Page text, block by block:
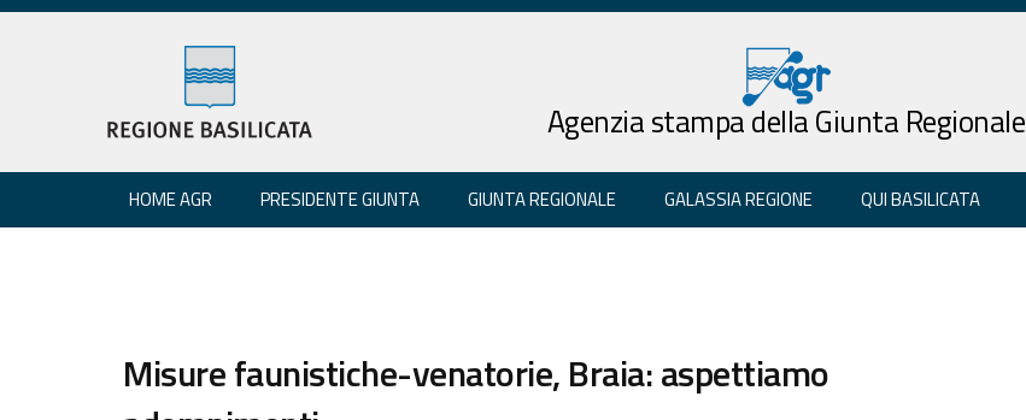
Agenzia stampa della Giunta Regionale
HOME AGR PRESIDENTE GIUNTA GIUNTA REGIONALE GALASSIA REGIONE QUI BASILICATA
Misure faunistiche-venatorie, Braia: aspettiamo